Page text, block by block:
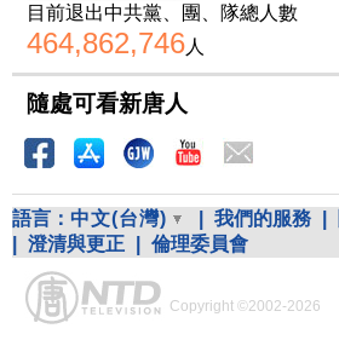
目前退出中共黨、團、隊總人數
464,862,746人
隨處可看新唐人
語言： 中文(台灣) 我們的服務
澄清與更正 倫理委員會
Copyright ©2002-2026